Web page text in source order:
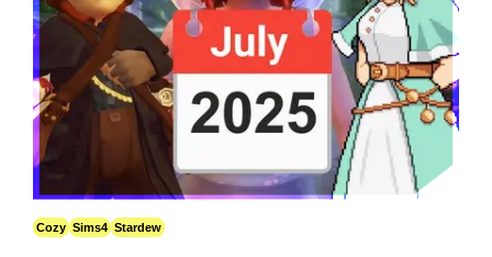
Cozy Sims4 Stardew